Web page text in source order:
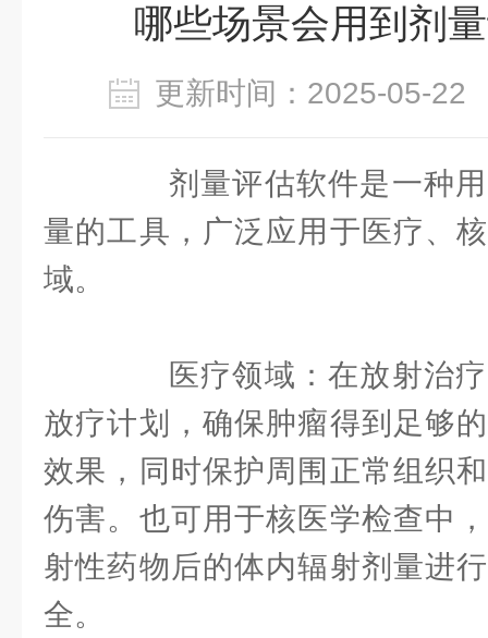
哪些场景会用到剂
更新时间：2025-05-
剂量评估软件是一种用
量的工具，广泛应用于医疗、
域。
医疗领域：在放射治疗
放疗计划，确保肿瘤得到足够
效果，同时保护周围正常组织
伤害。也可用于核医学检查中
射性药物后的体内辐射剂量进
全。